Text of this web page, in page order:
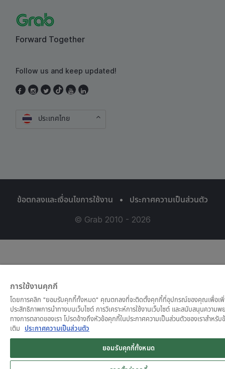
Forward Together
Follow us and keep updated!
ประเทศไทย
ข้อตกลงและเงื่อนไขการใช้งาน •
ประกาศความเป็นส่วนตัว
© Grab 2010 - 2026
Grab for Android
การใช้งานคุกกี้
โดยการคลิก "ยอมรับคุกกี้ทั้งหมด" คุณตกลงที่จะติดตั้งคุกกี้ที่อุปกรณ์ของคุณเพื่อเ
ประสิทธิภาพการนำทางบนเว็บไซต์ การวิเคราะห์การใช้งานเว็บไซต์ และสนับสนุนความพ
ทางการตลาดของเรา โปรดอ้างถึงหัวข้อคุกกี้ในประกาศความเป็นส่วนตัวของเราสำหรั
เติม
ประกาศความเป็นส่วนตัว
ยอมรับคุกกี้ทั้งหมด